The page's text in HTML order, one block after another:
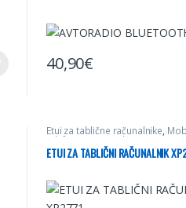
40,90€
Etui za tablične računalnike,
telefonija Računalništvo
ETUI ZA TABLIČNI RAČUNALNIK